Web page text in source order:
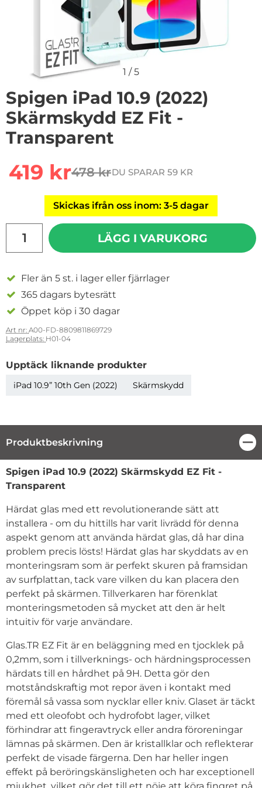
1 /5
Spigen iPad 10.9 (2022)
Skärmskydd EZ Fit -
Transparent
rea pris
419 krtidigare pris
478 krDU SPARAR 59 KR
Skickas ifrån oss inom: 3-5 dagar
LÄGG I VARUKORG
Fler än 5 st. i lager eller fjärrlager
365 dagars bytesrätt
Öppet köp i 30 dagar
Art nr: A00-FD-8809811869729
Lagerplats: H01-04
Upptäck liknande produkter
iPad 10.9” 10th Gen (2022) Skärmskydd
Produktbeskrivning
Produktbeskrivning
Spigen iPad 10.9 (2022) Skärmskydd EZ Fit -
Transparent
Härdat glas med ett revolutionerande sätt att
installera - om du hittills har varit livrädd för denna
aspekt genom att använda härdat glas, då har dina
problem precis lösts! Härdat glas har skyddats av en
monteringsram som är perfekt skuren på framsidan
av surfplattan, tack vare vilken du kan placera den
perfekt på skärmen. Tillverkaren har förenklat
monteringsmetoden så mycket att den är helt
intuitiv för varje användare.
Glas.TR EZ Fit är en beläggning med en tjocklek på
0,2mm, som i tillverknings- och härdningsprocessen
härdats till en hårdhet på 9H. Detta gör den
motståndskraftig mot repor även i kontakt med
föremål så vassa som nycklar eller kniv. Glaset är täckt
med ett oleofobt och hydrofobt lager, vilket
förhindrar att fingeravtryck eller andra föroreningar
lämnas på skärmen. Den är kristallklar och reflekterar
perfekt de visade färgerna. Den har heller ingen
effekt på beröringskänsligheten och har exceptionell